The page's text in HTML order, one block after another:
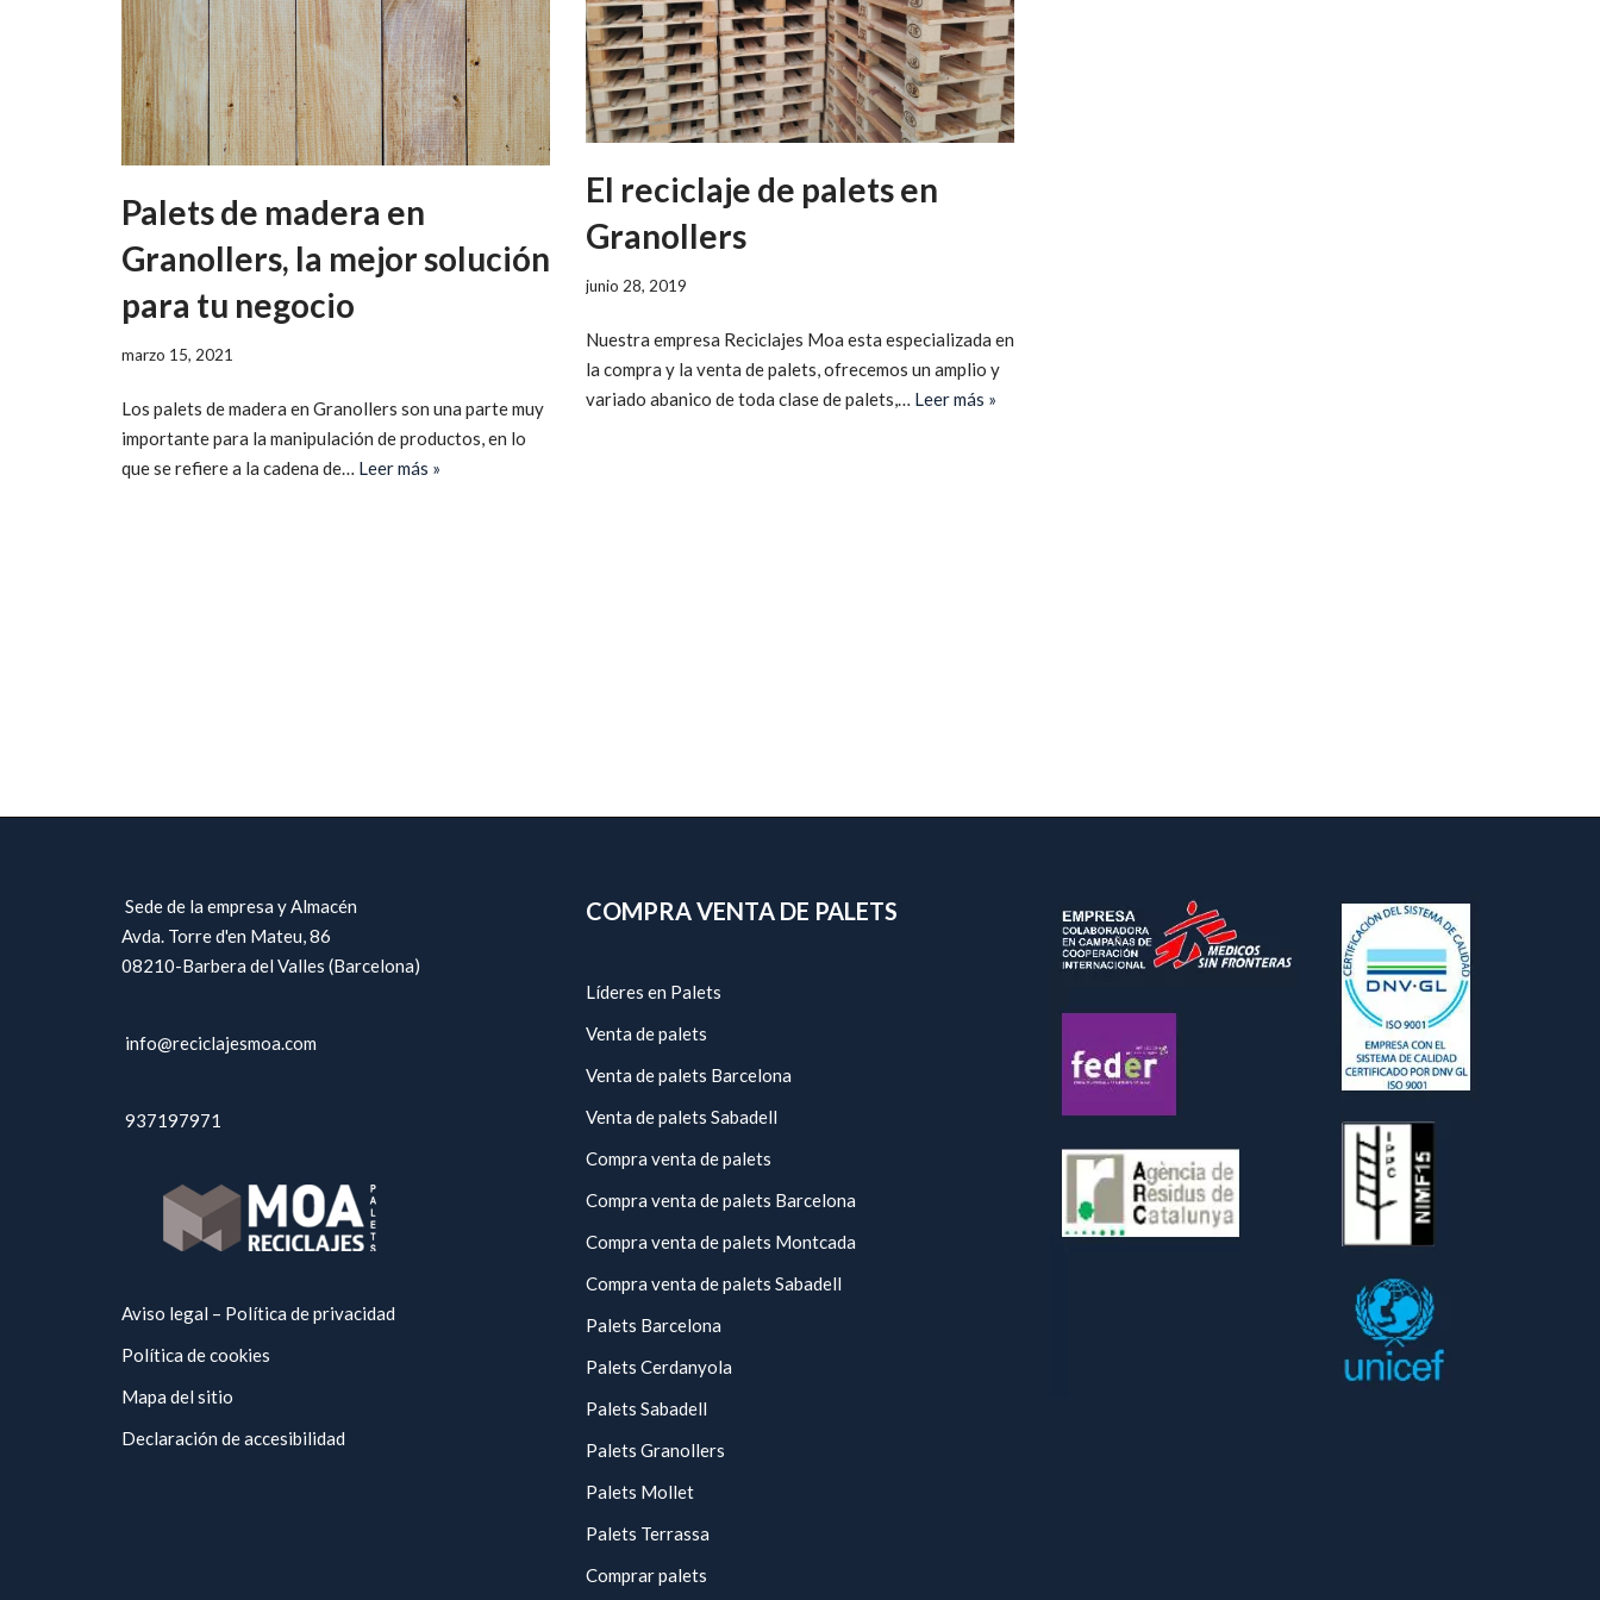
Palets de madera en
Granollers, la mejor solución
para tu negocio
marzo 15, 2021
Los palets de madera en Granollers son una parte muy
importante para la manipulación de productos, en lo
que se refiere a la cadena de… Leer más »
El reciclaje de palets en
Granollers
junio 28, 2019
Nuestra empresa Reciclajes Moa esta especializada en
la compra y la venta de palets, ofrecemos un amplio y
variado abanico de toda clase de palets,… Leer más »
Sede de la empresa y Almacén
Avda. Torre d'en Mateu, 86
08210-Barbera del Valles (Barcelona)
info@reciclajesmoa.com
937197971
Aviso legal – Política de privacidad
Política de cookies
Mapa del sitio
Declaración de accesibilidad
COMPRA VENTA DE PALETS
Líderes en Palets
Venta de palets
Venta de palets Barcelona
Venta de palets Sabadell
Compra venta de palets
Compra venta de palets Barcelona
Compra venta de palets Montcada
Compra venta de palets Sabadell
Palets Barcelona
Palets Cerdanyola
Palets Sabadell
Palets Granollers
Palets Mollet
Palets Terrassa
Comprar palets